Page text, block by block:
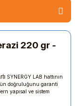
220 gr -
SYNERGY LAB hattının
doğruluğunu garanti
yapısal ve sistem